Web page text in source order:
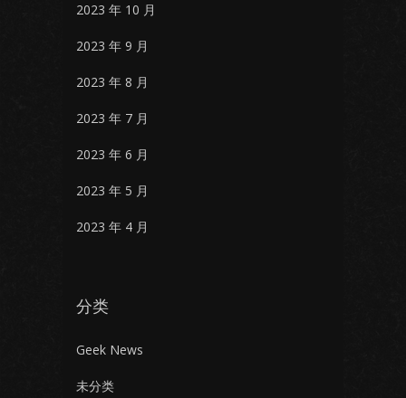
2023 年 10 月
2023 年 9 月
2023 年 8 月
2023 年 7 月
2023 年 6 月
2023 年 5 月
2023 年 4 月
分类
Geek News
未分类